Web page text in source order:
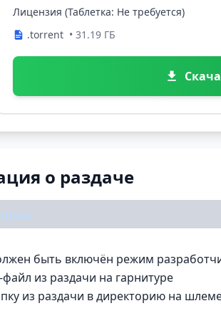
Лицензия (Таблетка: Не требуется)
.torrent • 31.19 ГБ
о раздаче
быть включён режим
файл из раздачи на гарнитуре
из раздачи в директорию на